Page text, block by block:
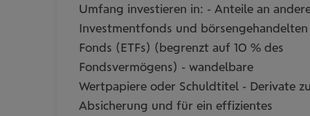
Umfang investieren in: - Anteile an
Investmentfonds und börsengehandelten
Fonds (ETFs) (begrenzt auf 10 % des
Fondsvermögens) - wandelbare
Wertpapiere oder Schuldtitel - Derivate
Absicherung und für ein effizientes